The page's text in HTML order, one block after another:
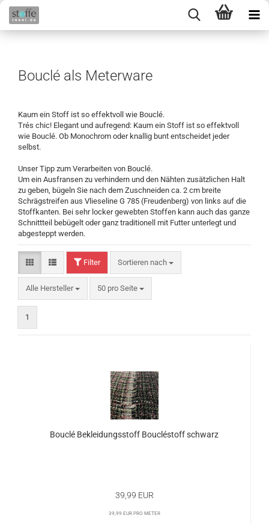
Bouclé als Meterware
Kaum ein Stoff ist so effektvoll wie Bouclé.
Trés chic! Elegant und aufregend: Kaum ein Stoff ist so effektvoll
wie Bouclé. Ob Monochrom oder knallig bunt entscheidet jeder
selbst.
Unser Tipp zum Verarbeiten von Bouclé.
Um ein Ausfransen zu verhindern und den Nähten zusätzlichen Halt
zu geben, bügeln Sie nach dem Zuschneiden ca. 2 cm breite
Schrägstreifen aus Vlieseline G 785 (Freudenberg) von links auf die
Stoffkanten. Bei sehr locker gewebten Stoffen kann auch das ganze
Schnittteil bebügelt oder ganz traditionell mit Futter unterlegt und
abgesteppt werden.
Filter Sortieren nach
Alle Hersteller 50 pro Seite
1
Bouclé Bekleidungsstoff Boucléstoff schwarz
39,99 EUR
39,99 EUR pro Meter